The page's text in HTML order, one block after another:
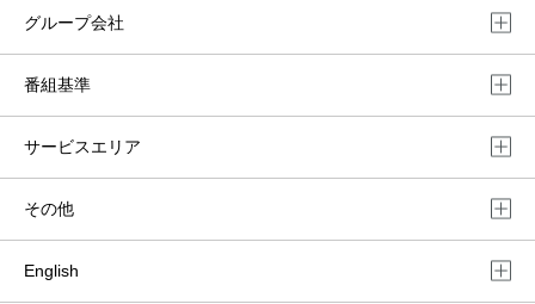
グループ会社
番組基準
サービスエリア
その他
English